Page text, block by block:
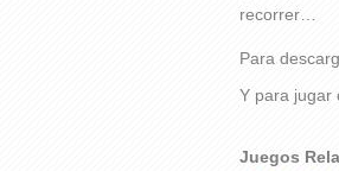
recorrer…
Para
Y para jugar
Juegos